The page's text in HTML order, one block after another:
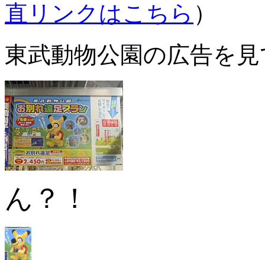
直リンクはこちら ）
東武動物公園の広告を
ん？！